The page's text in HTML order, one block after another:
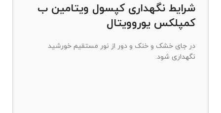
شرایط نگهداری کپسول ویتامین ب
کمپلکس یوروویتال
در جای خشک و خنک و دور از نور مستقیم خورشید
نگهداری شود.